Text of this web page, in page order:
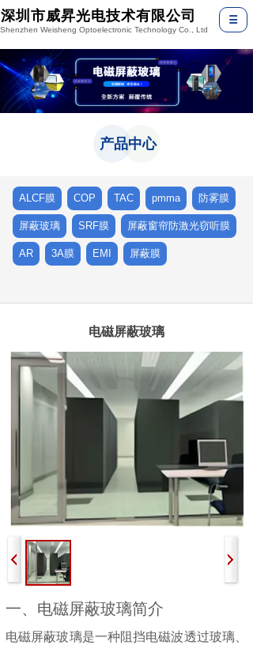
深圳市威昇光电技术有限公司
Shenzhen Weisheng Optoelectronic Technology Co., Ltd
产品中心
ALCF膜 COP TAC pmma 防雾膜
屏蔽玻璃 SRF膜 屏蔽窗帘防激光窃听膜
AR 3A膜 EMI 屏蔽膜
电磁屏蔽玻璃
一、电磁屏蔽玻璃简介
电磁屏蔽玻璃是一种阻挡电磁波透过玻璃、